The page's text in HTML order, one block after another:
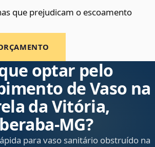
que prejudicam o escoamento
optar pelo
de Vaso na
da Vitória,
para vaso sanitário obstruído na